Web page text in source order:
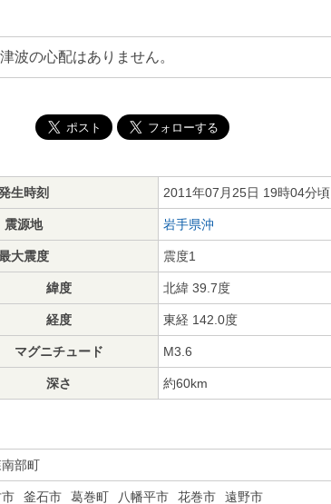
波の心配はありません。
生時刻 2011年07月25日 19時04分頃
震源地 岩手県沖
大震度 震度1
緯度 北緯 39.7度
経度 東経 142.0度
マグニチュード M3.6
深さ 約60km
部町
釜石市 葛巻町 八幡平市 花巻市 遠野市